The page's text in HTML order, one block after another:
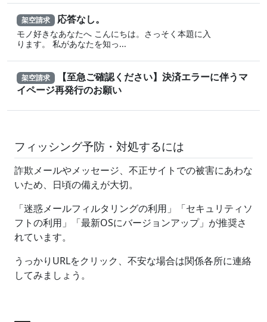
架空請求 応答なし。
モノ好きなあなたへ こんにちは。さっそく本題に入
ります。 私があなたを知っ...
架空請求 【至急ご確認ください】決済エラーに伴うマ
イページ再発行のお願い
フィッシング予防・対処するには
詐欺メールやメッセージ、不正サイトでの被害にあわな
いため、日頃の備えが大切。
「迷惑メールフィルタリングの利用」「セキュリティソ
フトの利用」「最新OSにバージョンアップ」が推奨さ
れています。
うっかりURLをクリック、不安な場合は関係各所に連絡
してみましょう。